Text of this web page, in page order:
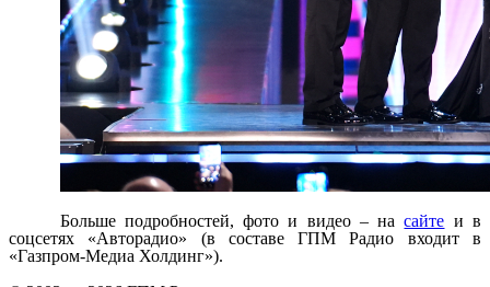
Больше подробностей, фото и видео – насайте и в
соцсетях «Авторадио» (в составе ГПМ Радио входит в
«Газпром-Медиа Холдинг»).